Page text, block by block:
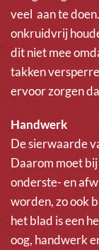
veel aan te
onkruidvrij
dit niet mee
takken
ervoor zorgen
Handwerk
De sierwaarde
Daarom moet
onderste- en
worden, zo ook
het blad is een
oog, handwerk